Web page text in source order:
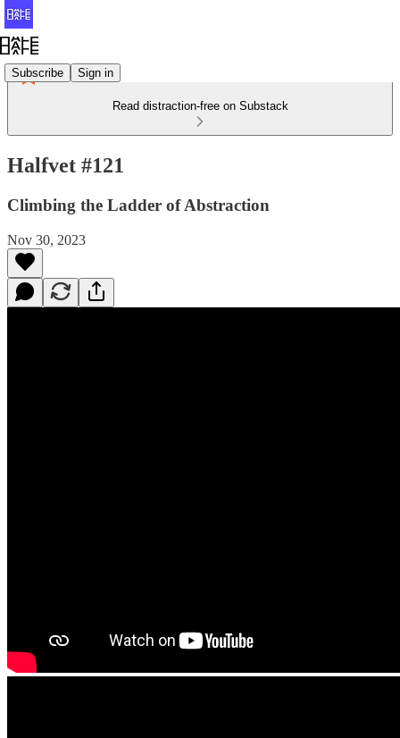
Subscribe Sign in
Read distraction-free on Substack
Halfvet #121
Climbing the Ladder of Abstraction
Nov 30, 2023